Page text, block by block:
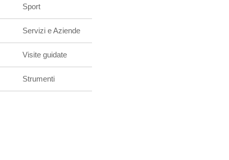
Sport
Servizi e Aziende
Visite guidate
Strumenti